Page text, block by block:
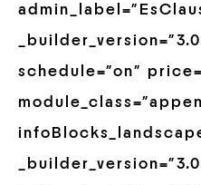
schedule=”on”